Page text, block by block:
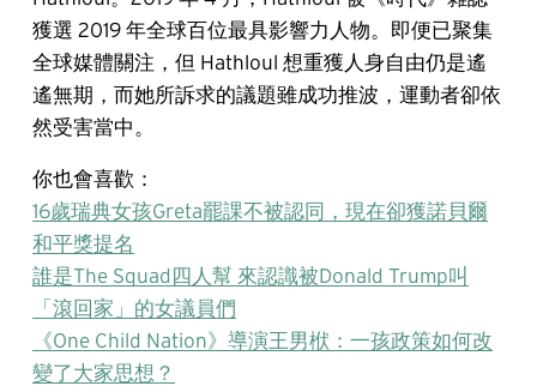
獲選 2019 年全球百位最具影響力人物。即便已聚集
全球媒體關注，但 Hathloul 想重獲人身自由仍是遙
遙無期，而她所訴求的議題雖成功推波，運動者卻依
然受害當中。
你也會喜歡：
16歲瑞典女孩Greta罷課不被認同，現在卻獲諾貝爾
和平獎提名
誰是The Squad四人幫 來認識被Donald Trump叫
「滾回家」的女議員們
《One Child Nation》導演王男栿：一孩政策如何改
變了大家思想？